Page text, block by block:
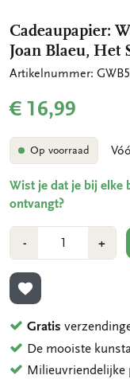
Cadeaupapier:
Joan Blaeu, Het
Artikelnummer:
€ 16,99
Op voorraad
Wist je dat je bij elke
ontvangt?
-Min
1
+Plus
1
TOEVOEGEN AAN
Gratis
De mooiste
Milieuvriendelijke